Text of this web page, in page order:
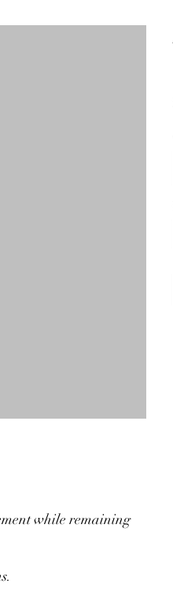
while remaining